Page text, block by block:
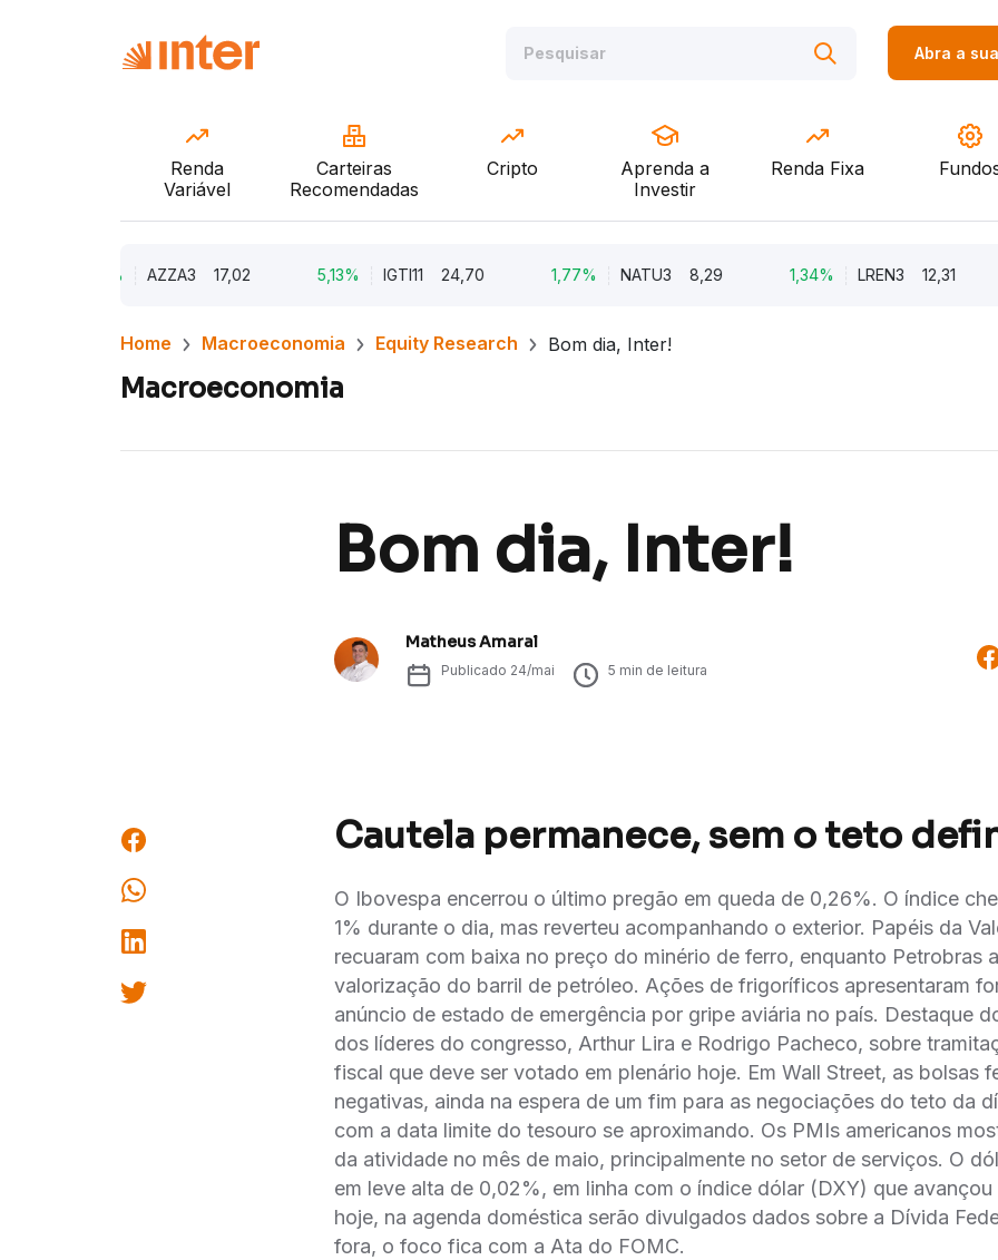
Abra a
Renda
Variável
Carteiras
Recomendadas
Cripto
Aprenda a
Investir
Renda Fixa
AZZA3 17,02 5,13% IGTI11 24,70 1,77% NATU3 8,29 1,34% LREN3 12,31
Home Macroeconomia Equity Research Bom dia, Inter!
Macroeconomia
Bom dia, Inter!
Matheus Amaral
Publicado 24/mai 5 min de leitura
Cautela permanece, sem o teto
O Ibovespa encerrou o último pregão em queda de 0,26%. O índice
1% durante o dia, mas reverteu acompanhando o exterior. Papéis da
recuaram com baixa no preço do minério de ferro, enquanto Petrobras
valorização do barril de petróleo. Ações de frigoríficos apresentaram
anúncio de estado de emergência por gripe aviária no país. Destaque
dos líderes do congresso, Arthur Lira e Rodrigo Pacheco, sobre
fiscal que deve ser votado em plenário hoje. Em Wall Street, as bolsas
negativas, ainda na espera de um fim para as negociações do teto da
com a data limite do tesouro se aproximando. Os PMIs americanos
da atividade no mês de maio, principalmente no setor de serviços. O
em leve alta de 0,02%, em linha com o índice dólar (DXY) que
hoje, na agenda doméstica serão divulgados dados sobre a Dívida
fora, o foco fica com a Ata do FOMC.